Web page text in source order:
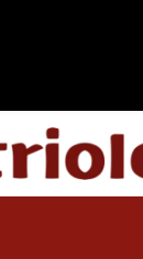
weiter. --